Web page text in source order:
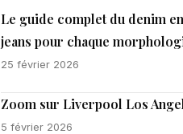
Le guide complet du denim
jeans pour chaque
25 février 2026
Zoom sur Liverpool Los
5 février 2026